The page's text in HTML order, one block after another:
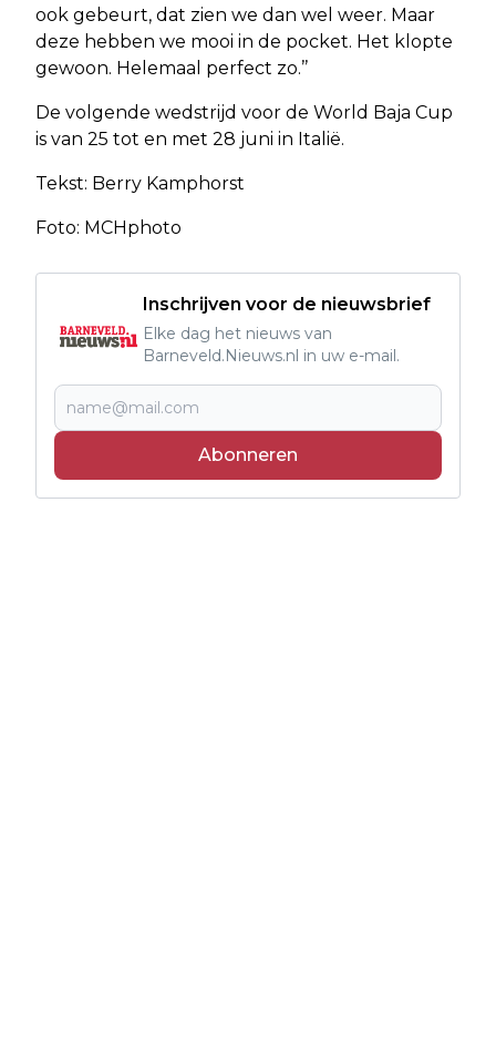
ook gebeurt, dat zien we dan wel weer. Maar
deze hebben we mooi in de pocket. Het klopte
gewoon. Helemaal perfect zo.’’
De volgende wedstrijd voor de World Baja Cup
is van 25 tot en met 28 juni in Italië.
Tekst: Berry Kamphorst
Foto: MCHphoto
Inschrijven voor de nieuwsbrief
Elke dag het nieuws van
Barneveld.Nieuws.nl in uw e-mail.
Abonneren